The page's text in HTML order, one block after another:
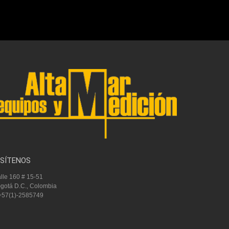
160 # 15-51
D.C., Colombia
2585749